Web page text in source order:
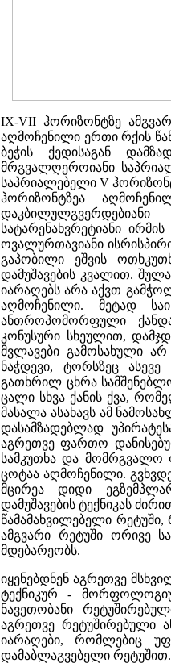
IX-VII ჰორიზონტზე
აღმოჩენილი ერთი რქის
ბეჭის ქედისაგან
მრგვალღეროიანი
საპრიალებელი V
ჰორიზონტზეა
სატარენახვრეტიანი
ოვალურთავიანი
გაპობილი ეშვის
დამუშავების კვალით.
იარაღებს არა აქვთ
აღმოჩენილი. მეტად
ანთროპომორფული
კონუსური სხეულით,
მვლავები გამოსახული
ნაჭდევი, ტორსზეც
გათხრილ ცხრა
ცალი სხვა ქანის ქვა,
მასალა ასახავს ამ
დასამზადებლად
აგრეთვე ფართო
სამკუთხა და მომრგვალო
ცოტაა აღმოჩენილი.
მცირეა დიდი
დამუშავების ტექნიკას
წამამახვილებელი
ამგვარი რეტუში ორივე
მდებარეობს.
იყენებდნენ აგრეთვე
ტექნიკურ -
ნავეთობანი
აგრეთვე რეტუშირებული
იარაღები, რომლებიც
დამაბლაგვებელი